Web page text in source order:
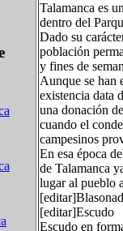
Talamanca es
dentro del
Dado su
población
y fines de
Aunque se han
existencia data
una donación
cuando el
campesinos
En esa época
de Talamanca
lugar al pueblo
[editar]Escudo
Escudo en